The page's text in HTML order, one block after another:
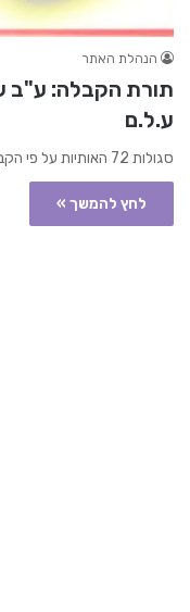
הנהלת האתר
תורת הקבלה: ע"ב
ע.ל.ם
סגולות 72 האותיות על פי הקבלה - משמעות ופירוש צרוף האותיות: ע.ל.ם.
לחץ להמשך »